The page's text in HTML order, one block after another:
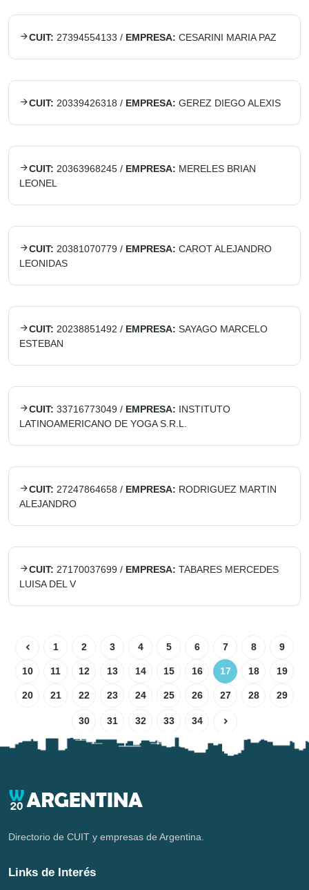
CUIT: 27394554133 / EMPRESA: CESARINI MARIA PAZ
CUIT: 20339426318 / EMPRESA: GEREZ DIEGO ALEXIS
CUIT: 20363968245 / EMPRESA: MERELES BRIAN
LEONEL
CUIT: 20381070779 / EMPRESA: CAROT ALEJANDRO
LEONIDAS
CUIT: 20238851492 / EMPRESA: SAYAGO MARCELO
ESTEBAN
CUIT: 33716773049 / EMPRESA: INSTITUTO
LATINOAMERICANO DE YOGA S.R.L.
CUIT: 27247864658 / EMPRESA: RODRIGUEZ MARTIN
ALEJANDRO
CUIT: 27170037699 / EMPRESA: TABARES MERCEDES
LUISA DEL V
1 2 3 4 5 6 7 8 9
10 11 12 13 14 15 16 17 18 19
20 21 22 23 24 25 26 27 28 29
30 31 32 33 34
Directorio de CUIT y empresas de Argentina.
Links de Interés